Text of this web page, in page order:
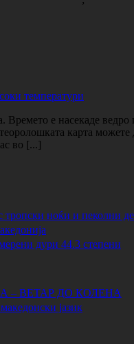
температури
е насекаде
карта
во [...]
ноќи и пеколни
дури 44.3 степени
– ВЕТАР ДО КОЛЕНА
јазик